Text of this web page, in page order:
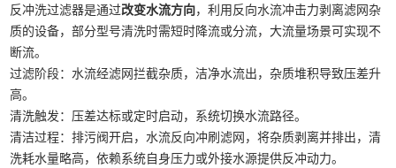
反冲洗过滤器是通过改变水流方向，利用反向水流冲击力剥离滤网杂
质的设备，部分型号清洗时需短时降流或分流，大流量场景可实现不
断流。
过滤阶段：水流经滤网拦截杂质，洁净水流出，杂质堆积导致压差升
高。
清洗触发：压差达标或定时启动，系统切换水流路径。
清洁过程：排污阀开启，水流反向冲刷滤网，将杂质剥离并排出，清
洗耗水量略高，依赖系统自身压力或外接水源提供反冲动力。